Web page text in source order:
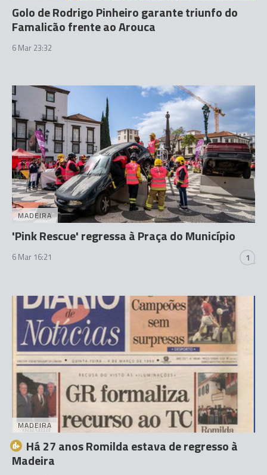
Golo de Rodrigo Pinheiro garante triunfo do
Famalicão frente ao Arouca
6 Mar 23:32
MADEIRA
'Pink Rescue' regressa à Praça do Município
6 Mar 16:21 1
MADEIRA
Há 27 anos Romilda estava de regresso à
Madeira